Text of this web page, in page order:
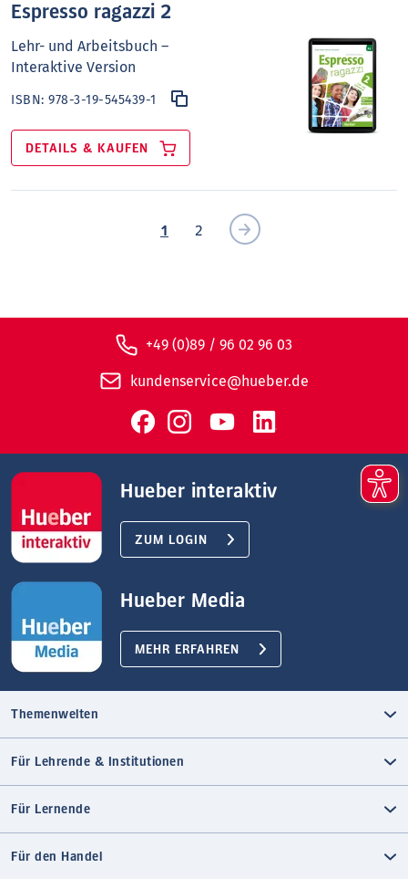
Espresso ragazzi 2
Lehr- und Arbeitsbuch –
Interaktive Version
ISBN:978-3-19-545439-1
DETAILS & KAUFEN
1 2
+49 (0)89 / 96 02 96 03
kundenservice@hueber.de
Hueber interaktiv
ZUM LOGIN
Hueber Media
MEHR ERFAHREN
Themenwelten
Für Lehrende & Institutionen
Für Lernende
Für den Handel